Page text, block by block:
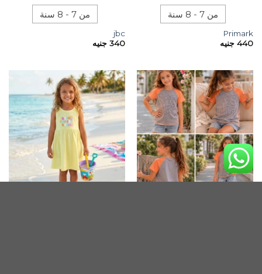
من 7 - 8 سنة
Primark
440 جنيه
من 7 - 8 سنة
jbc
340 جنيه